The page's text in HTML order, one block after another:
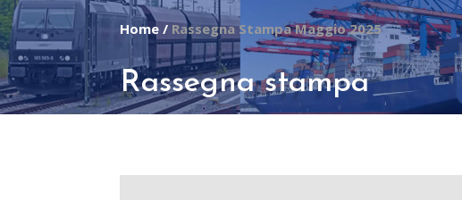
Home / Rassegna Stampa Maggio 2025
Rassegna stampa